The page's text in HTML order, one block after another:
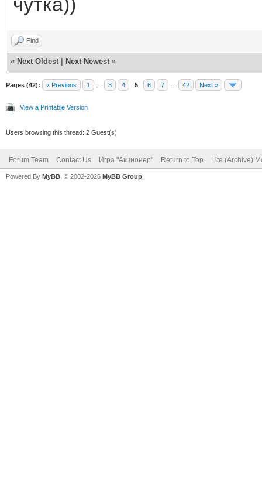
Find
« Next Oldest Next Newest »
Pages (42): « Previous 1 3 4 5 6 7 42 Next »
View a Printable Version
Users browsing this thread: 2 Guest(s)
Forum Team Contact Us Игра "Акционер" Return to Top Lite (Archive)
Powered By MyBB , © 2002-2026 MyBB Group